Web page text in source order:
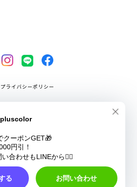
プライバシーポリシー